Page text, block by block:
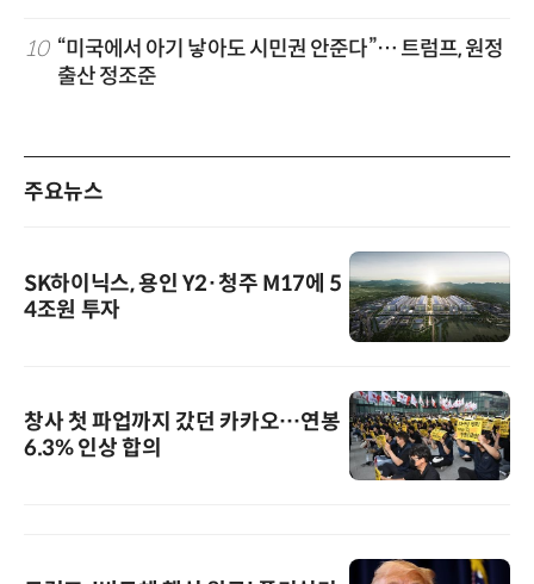
10 “미국에서 아기 낳아도 시민권 안준다”… 트럼프, 원정
출산 정조준
주요뉴스
SK하이닉스, 용인 Y2·청주 M17에 5
4조원 투자
창사 첫 파업까지 갔던 카카오…연봉
6.3% 인상 합의